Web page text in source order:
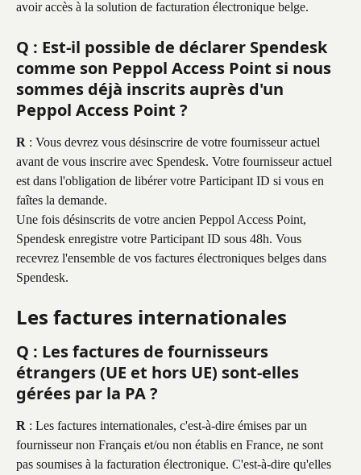
avoir accès à la solution de facturation électronique belge.
Q : Est-il possible de déclarer Spendesk
comme son Peppol Access Point si nous
sommes déjà inscrits auprès d'un
Peppol Access Point ?
R : Vous devrez vous désinscrire de votre fournisseur actuel
avant de vous inscrire avec Spendesk. Votre fournisseur actuel
est dans l'obligation de libérer votre Participant ID si vous en
faîtes la demande.
Une fois désinscrits de votre ancien Peppol Access Point,
Spendesk enregistre votre Participant ID sous 48h. Vous
recevrez l'ensemble de vos factures électroniques belges dans
Spendesk.
Les factures internationales
Q : Les factures de fournisseurs
étrangers (UE et hors UE) sont-elles
gérées par la PA ?
R : Les factures internationales, c'est-à-dire émises par un
fournisseur non Français et/ou non établis en France, ne sont
pas soumises à la facturation électronique. C'est-à-dire qu'elles